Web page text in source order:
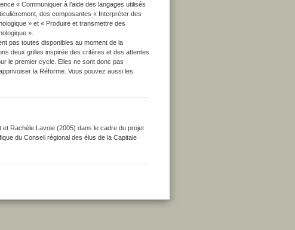
« Communiquer à l’aide des langages utilisés
des composantes « Interpréter des
» et « Produire et transmettre des
».
pas toutes disponibles au moment de la
deux grilles inspirée des critères et des attentes
le premier cycle. Elles ne sont donc pas
la Réforme. Vous pouvez aussi les
Rachèle Lavoie (2005) dans le cadre du projet
du Conseil régional des élus de la Capitale